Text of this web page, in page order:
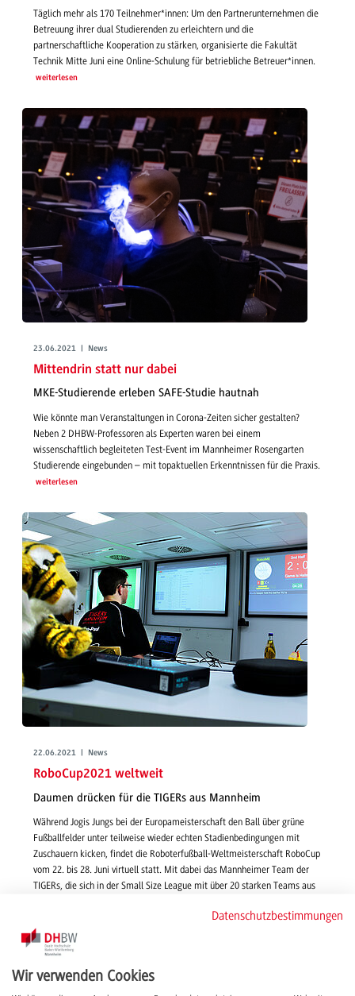
Täglich mehr als 170 Teilnehmer*innen: Um den Partnerunternehmen die
Betreuung ihrer dual Studierenden zu erleichtern und die
partnerschaftliche Kooperation zu stärken, organisierte die Fakultät
Technik Mitte Juni eine Online-Schulung für betriebliche Betreuer*innen.
weiterlesen
23.06.2021 | News
Mittendrin statt nur dabei
MKE-Studierende erleben SAFE-Studie hautnah
Wie könnte man Veranstaltungen in Corona-Zeiten sicher gestalten?
Neben 2 DHBW-Professoren als Experten waren bei einem
wissenschaftlich begleiteten Test-Event im Mannheimer Rosengarten
Studierende eingebunden – mit topaktuellen Erkenntnissen für die Praxis.
weiterlesen
22.06.2021 | News
RoboCup2021 weltweit
Daumen drücken für die TIGERs aus Mannheim
Während Jogis Jungs bei der Europameisterschaft den Ball über grüne
Fußballfelder unter teilweise wieder echten Stadienbedingungen mit
Zuschauern kicken, findet die Roboterfußball-Weltmeisterschaft RoboCup
vom 22. bis 28. Juni virtuell statt. Mit dabei das Mannheimer Team der
TIGERs, die sich in der Small Size League mit über 20 starken Teams aus
weiterlesen
Datenschutzbestimmungen
Wir verwenden Cookies